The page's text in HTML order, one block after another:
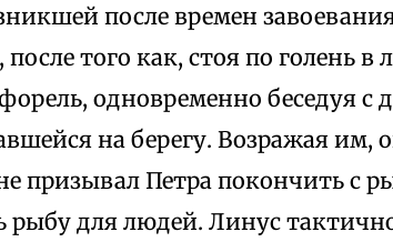
после времен
после того как, стоя по голень
одновременно беседуя с
на берегу. Возражая им,
призывал Петра покончить с
рыбу для людей. Линус